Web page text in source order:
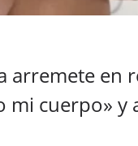
arremete en
mi cuerpo» y